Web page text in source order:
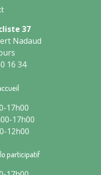
37
Nadaud
16 34
17h00
17h00
12h00
participatif